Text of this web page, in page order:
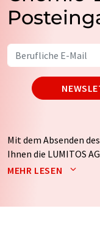
Mit dem Absenden
Ihnen die LUMITOS
Newsletter per E-Mail
auf Basis unserer
MEHR LESEN